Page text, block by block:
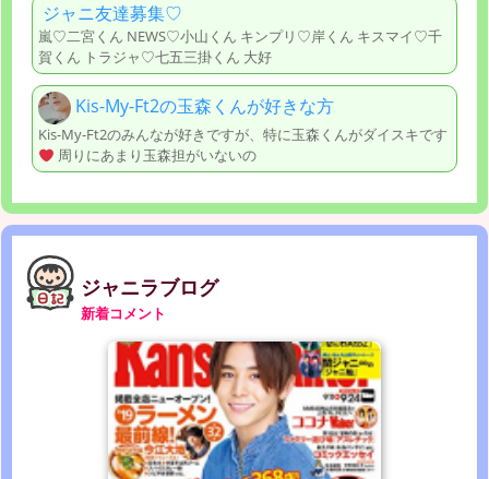
ジャニ友達募集♡
嵐♡二宮くん NEWS♡小山くん キンプリ♡岸くん キスマイ♡千
賀くん トラジャ♡七五三掛くん 大好
Kis-My-Ft2の玉森くんが好きな方
Kis-My-Ft2のみんなが好きですが、特に玉森くんがダイスキです
周りにあまり玉森担がいないの
ジャニラブログ
新着コメント